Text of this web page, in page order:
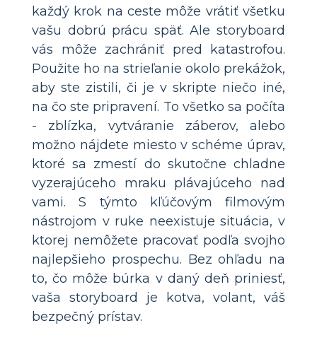
každý krok na ceste môže vrátiť všetku
vašu dobrú prácu späť. Ale storyboard
vás môže zachrániť pred katastrofou.
Použite ho na strieľanie okolo prekážok,
aby ste zistili, či je v skripte niečo iné,
na čo ste pripravení. To všetko sa počíta
- zblízka, vytváranie záberov, alebo
možno nájdete miesto v schéme úprav,
ktoré sa zmestí do skutočne chladne
vyzerajúceho mraku plávajúceho nad
vami. S týmto kľúčovým filmovým
nástrojom v ruke neexistuje situácia, v
ktorej nemôžete pracovať podľa svojho
najlepšieho prospechu. Bez ohľadu na
to, čo môže búrka v daný deň priniesť,
vaša storyboard je kotva, volant, váš
bezpečný prístav.